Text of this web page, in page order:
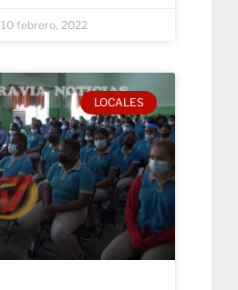
10 febrero, 2022
LOCALES